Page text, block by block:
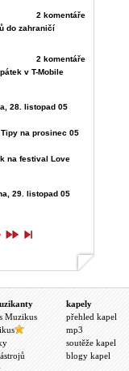
2 komentáře
do zahraničí
2 komentáře
v T-Mobile
28. listopad 05
na prosinec 05
na festival Love
29. listopad 05
Muzikus
kapely
přehled kapel
mp3
soutěže kapel
blogy kapel